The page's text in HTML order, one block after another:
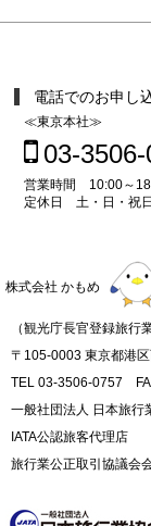
電話でのお申し
≪東京本社≫
03-
営業時間 10:00～
定休日 土・日・祝
株式会社 かもめ
（観光庁長官登録旅行
〒105-0003 東京都港
TEL 03-3506-0757
一般社団法人 日本旅行
IATA公認旅客代理店
旅行業公正取引協議会